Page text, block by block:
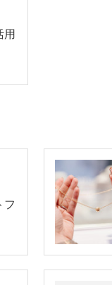
用
フ